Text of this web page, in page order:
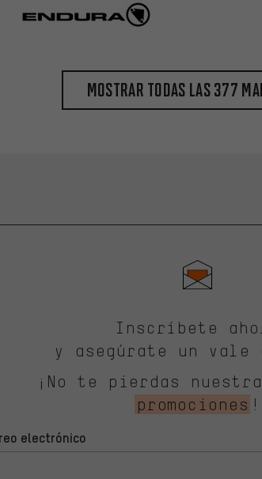
Mostrar todas las 377
Inscríbete
y asegúrate un vale
¡No te pierdas
promociones !
electrónico